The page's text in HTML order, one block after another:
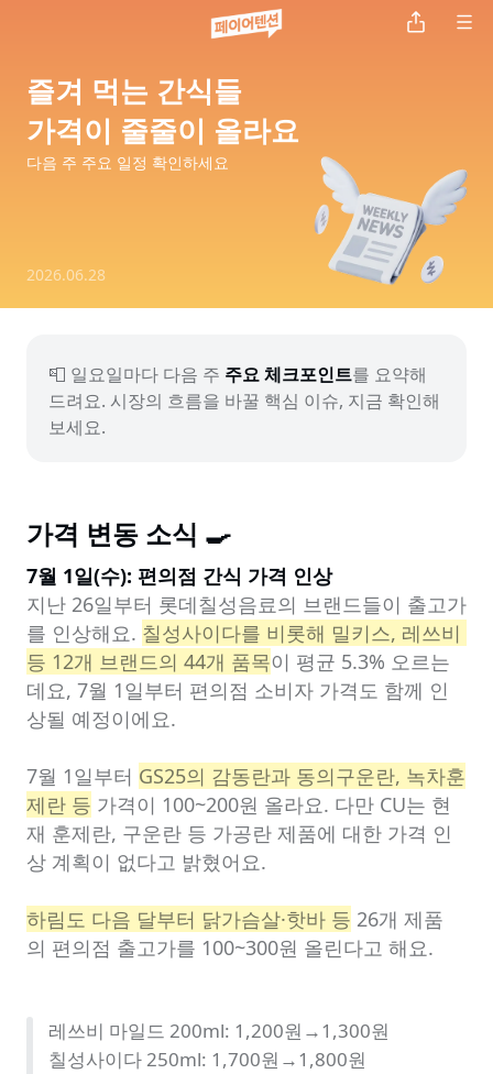
즐겨 먹는 간식들
가격이 줄줄이 올라요
다음 주 주요 일정 확인하세요
2026.06.28
📮 일요일마다 다음 주 주요 체크포인트를 요약해
드려요. 시장의 흐름을 바꿀 핵심 이슈, 지금 확인해
보세요.
가격 변동 소식 🍳
7월 1일(수): 편의점 간식 가격 인상
지난 26일부터 롯데칠성음료의 브랜드들이 출고가
를 인상해요. 칠성사이다를 비롯해 밀키스, 레쓰비
등 12개 브랜드의 44개 품목이 평균 5.3% 오르는
데요, 7월 1일부터 편의점 소비자 가격도 함께 인
상될 예정이에요.
7월 1일부터 GS25의 감동란과 동의구운란, 녹차훈
제란 등 가격이 100~200원 올라요. 다만 CU는 현
재 훈제란, 구운란 등 가공란 제품에 대한 가격 인
상 계획이 없다고 밝혔어요.
하림도 다음 달부터 닭가슴살·핫바 등 26개 제품
의 편의점 출고가를 100~300원 올린다고 해요.
레쓰비 마일드 200ml: 1,200원→1,300원
칠성사이다 250ml: 1,700원→1,800원